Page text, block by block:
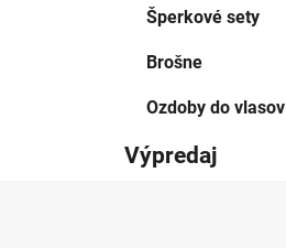
Šperkové sety
Brošne
Ozdoby do vlasov
Výpredaj